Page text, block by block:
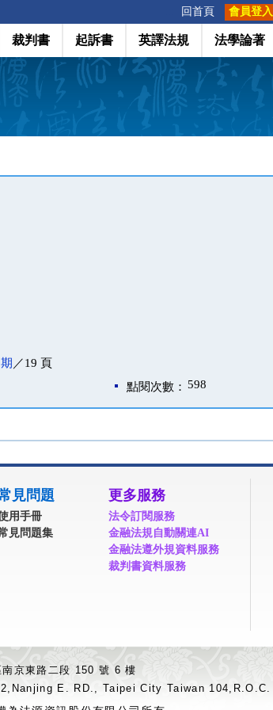
回首頁 會員登入
裁判書 起訴書 英譯法規 法學論著
／19 頁
點閱次數： 598
見問題
用手冊
見問題集
更多服務
法令訂閱服務
金融法規自動關連AI
金融法遵外規資料服務
裁判書資料服務
京東路二段 150 號 6 樓
E. RD., Taipei City Taiwan 104,R.O.C.